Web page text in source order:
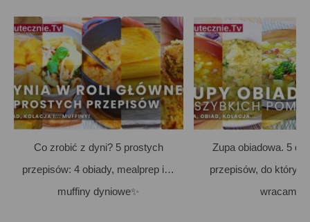
Co zrobić z dyni? 5 prostych
przepisów: 4 obiady, mealprep i…
muffiny dyniowe✨
Zupa obiadowa. 5
przepisów, do
wracam